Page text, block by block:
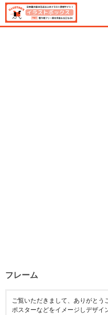
フレーム
ご覧いただきまして、ありがとう
ポスターなどをイメージしデザイ